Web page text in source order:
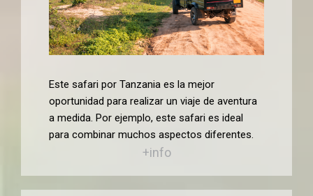
Este safari por Tanzania es la mejor
oportunidad para realizar un viaje de aventura
a medida. Por ejemplo, este safari es ideal
para combinar muchos aspectos diferentes.
+info